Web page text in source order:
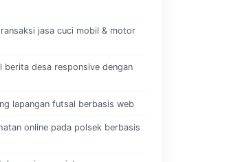
jasa cuci mobil & motor
berita desa responsive dengan
lapangan futsal berbasis web
online pada polsek berbasis